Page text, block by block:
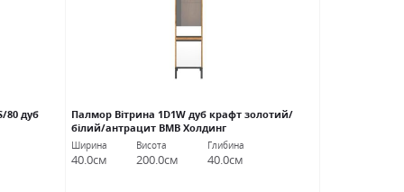
80 дуб
Палмор Вітрина 1D1W дуб крафт золотий/
білий/антрацит ВМВ Холдинг
Ширина
40.0см
Висота
200.0см
Глибина
40.0см